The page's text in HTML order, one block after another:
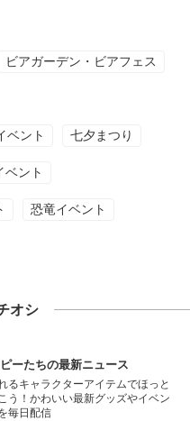
ビアガーデン・ビアフェス
ベント 七夕まつり
ベント
恐竜イベント
オシ
ーたちの最新ニュース
るキャラクターアイテムでほっと
う！かわいい最新グッズやイベン
毎日配信